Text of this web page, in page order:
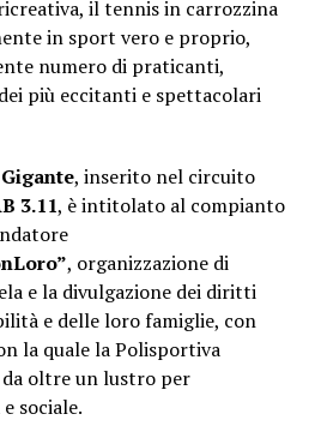
il tennis in carrozzina
in sport vero e proprio,
numero di praticanti,
più eccitanti e spettacolari
, inserito nel circuito
3.11, è intitolato al compianto
, organizzazione di
e la divulgazione dei diritti
e delle loro famiglie, con
la quale la Polisportiva
oltre un lustro per
sociale.